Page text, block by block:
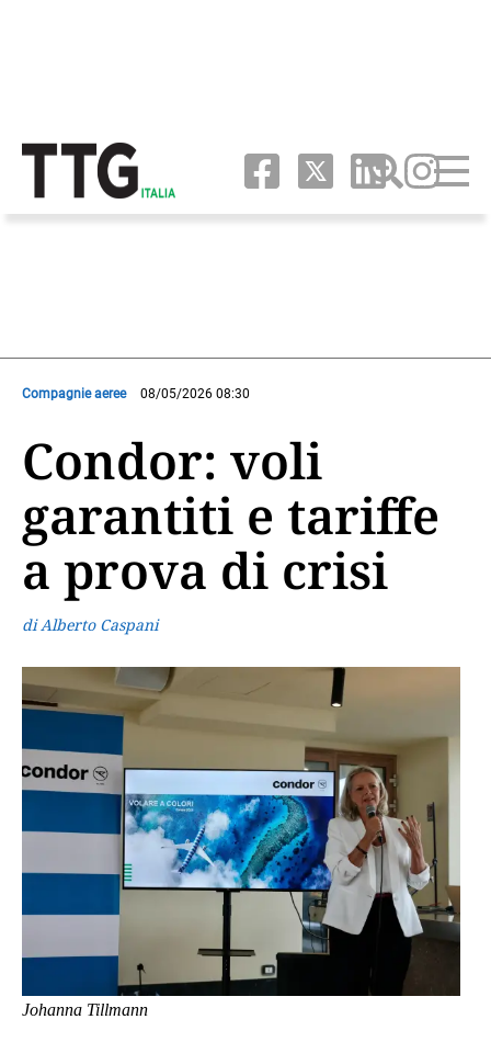
Compagnie aeree 08/05/2026 08:30
Condor: voli
garantiti e tariffe
a prova di crisi
di Alberto Caspani
Johanna Tillmann